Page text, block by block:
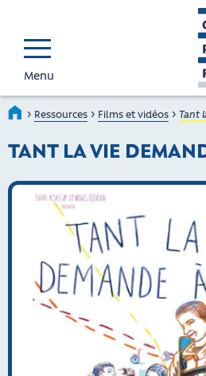
Menu
Accueil
› Ressources › Films et vidéos › Tant
TANT LA VIE